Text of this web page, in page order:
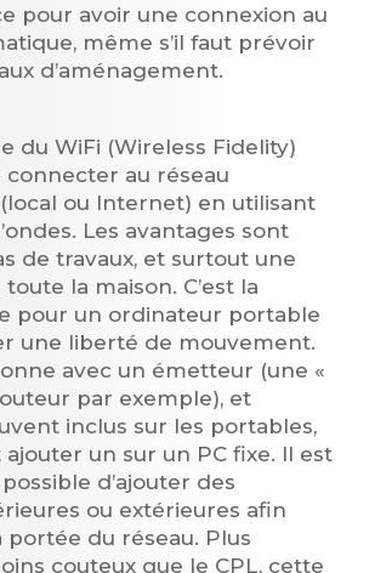
pour avoir une connexion au
même s’il faut prévoir
d’aménagement.
du WiFi (Wireless Fidelity)
au réseau
ou Internet) en utilisant
Les avantages sont
de travaux, et surtout une
la maison. C’est la
pour un ordinateur portable
une liberté de mouvement.
avec un émetteur (une «
par exemple), et
inclus sur les portables,
ajouter un sur un PC fixe. Il est
d’ajouter des
ou extérieures afin
portée du réseau. Plus
couteux que le CPL, cette